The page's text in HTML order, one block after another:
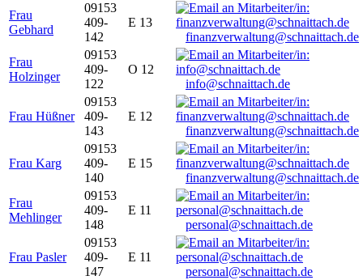
Frau
Gebhard
09153
409-
142
E 13
finanzverwaltung@schnaittach.de
Frau
Holzinger
09153
409-
122
O 12
info@schnaittach.de
Frau Hüßner
09153
409-
143
E 12
finanzverwaltung@schnaittach.de
Frau Karg
09153
409-
140
E 15
finanzverwaltung@schnaittach.de
Frau
Mehlinger
09153
409-
148
E 11
personal@schnaittach.de
Frau Pasler
09153
409-
147
E 11
personal@schnaittach.de